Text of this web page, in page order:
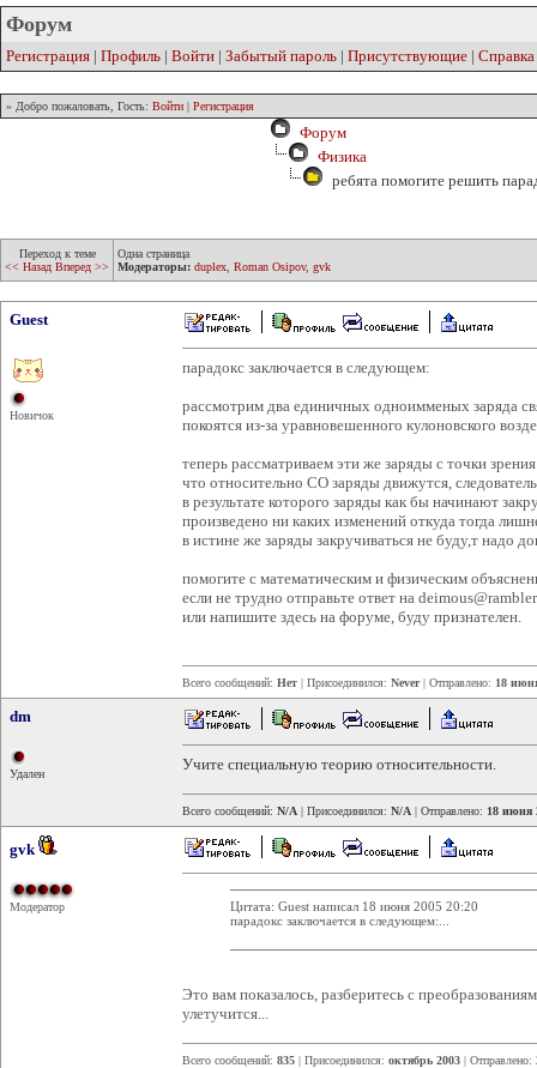
Форум
Регистрация | Профиль | Войти | Забытый пароль | Присутствующие | Справка
» Добро пожаловать, Гость: Войти | Регистрация
Форум
Физика
ребята помогите решить
Переход к теме
<< Назад Вперед >>
Одна страница
Модераторы: duplex Roman Osipov, gvk
Guest
Новичок
парадокс заключается в следующем:
рассмотрим два единичных одноимменых заряда
покоятся из-за уравновешенного кулоновского
теперь рассматриваем эти же заряды с точки
что относительно СО заряды движутся,
в результате которого заряды как бы начинают
произведено ни каких изменений откуда тогда
в истине же заряды закручиваться не буду,т надо
помогите с математическим и физическим
если не трудно отправьте ответ на
или напишите здесь на форуме, буду признателен.
Всего сообщений: Нет | Присоединился: Never| Отправлено: 18
dm
Удален
Учите специальную теорию относительности.
Всего сообщений: N/A | Присоединился: N/A | Отправлено: 18 июня
gvk
Модератор
Цитата: Guest написал 18 июня 2005 20:20
парадокс заключается в следующем:...
Это вам показалось, разберитесь с
улетучится...
Всего сообщений: 835 | Присоединился: октябрь 2003 | Отправлено: